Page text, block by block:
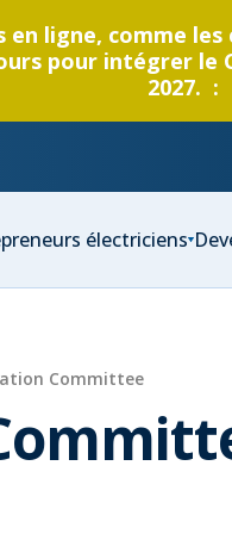
ligne, comme
pour intégrer
2027. :
électriciens
Committee